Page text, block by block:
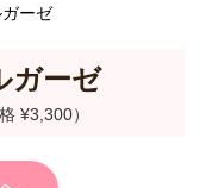
ガーゼ
ガーゼ
¥3,300）